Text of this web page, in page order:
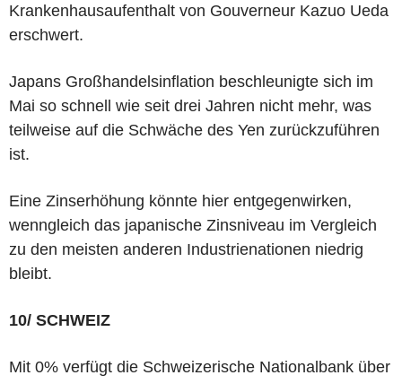
Krankenhausaufenthalt von Gouverneur Kazuo Ueda
erschwert.
Japans Großhandelsinflation beschleunigte sich im
Mai so schnell wie seit drei Jahren nicht mehr, was
teilweise auf die Schwäche des Yen zurückzuführen
ist.
Eine Zinserhöhung könnte hier entgegenwirken,
wenngleich das japanische Zinsniveau im Vergleich
zu den meisten anderen Industrienationen niedrig
bleibt.
10/ SCHWEIZ
Mit 0% verfügt die Schweizerische Nationalbank über